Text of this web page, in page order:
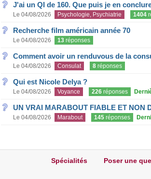
J'ai un QI de 160. Que puis je en
Le 04/08/2026 Psychologie, Psychiatrie 1404
Recherche film américain année 70
Le 04/08/2026 13réponses
Comment avoir un renduvous de la
Le 04/08/2026 Consulat 8réponses
Qui est Nicole Delya ?
Le 04/08/2026 Voyance 226réponses
UN VRAI MARABOUT FIABLE ET NON
Le 04/08/2026 Marabout 145réponses
Spécialités Poser une